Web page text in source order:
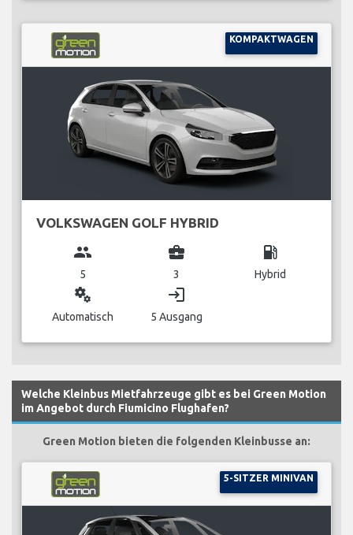
KOMPAKTWAGEN
VOLKSWAGEN GOLF HYBRID
group
5
business_center
3
local_gas_station
Hybrid
miscellaneous_services
Automatisch
login
5 Ausgang
Welche Kleinbus Mietfahrzeuge gibt es bei Green Motion
im Angebot durch Fiumicino Flughafen?
Green Motion bieten die folgenden Kleinbusse an:
5-SITZER MINIVAN